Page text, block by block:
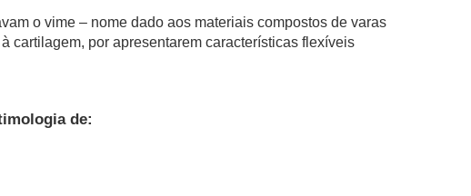
o vime – nome dado aos materiais compostos de varas
cartilagem, por apresentarem características flexíveis
de: